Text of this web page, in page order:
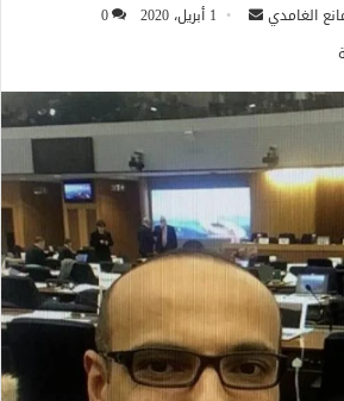
الغامدي
أرسل 1 أبريل، 2020
0